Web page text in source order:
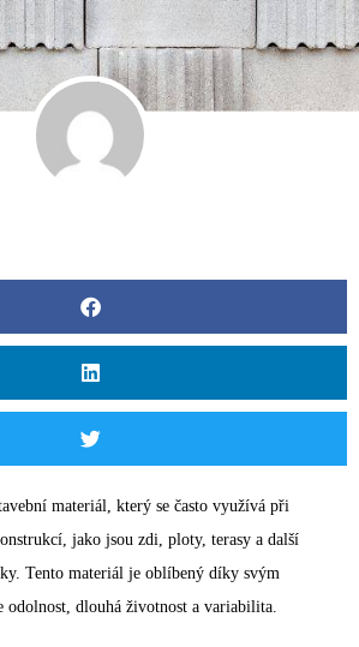
materiál, který se často využívá při
jako jsou zdi, ploty, terasy a další
Tento materiál je oblíbený díky svým
odolnost, dlouhá životnost a variabilita.